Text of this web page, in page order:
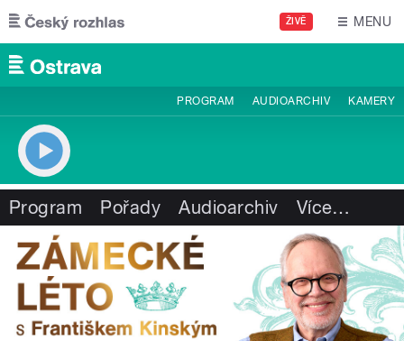
Přejít k hlavnímu obsahu
ŽIVĚ MENU
PROGRAM AUDIOARCHIV KAMERY
Program Pořady Audioarchiv Více…